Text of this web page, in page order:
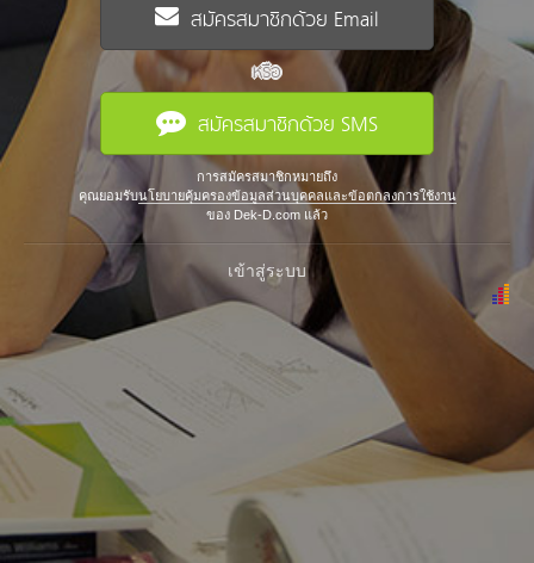
สมัครสมาชิกด้วย Email
หรือ
สมัครสมาชิกด้วย SMS
การสมัครสมาชิกหมายถึง
คุณยอมรับนโยบายคุ้มครองข้อมูลส่วนบุคคลและข้อตกลงการใช้งาน
ของ Dek-D.com แล้ว
เข้าสู่ระบบ